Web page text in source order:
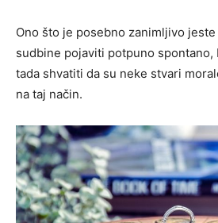
Ono što je posebno zanimljivo
sudbine pojaviti potpuno spontano,
tada shvatiti da su neke stvari
na taj način.